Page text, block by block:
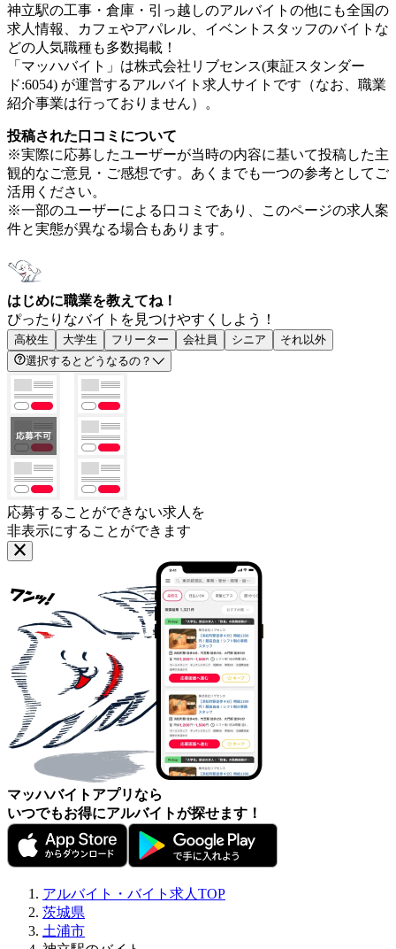
神立駅の工事・倉庫・引っ越しのアルバイトの他にも全国の
求人情報、カフェやアパレル、イベントスタッフのバイトな
どの人気職種も多数掲載！
「マッハバイト」は株式会社リブセンス(東証スタンダー
ド:6054) が運営するアルバイト求人サイトです（なお、職業
紹介事業は行っておりません）。
投稿された口コミについて
※実際に応募したユーザーが当時の内容に基いて投稿した主
観的なご意見・ご感想です。あくまでも一つの参考としてご
活用ください。
※一部のユーザーによる口コミであり、このページの求人案
件と実態が異なる場合もあります。
はじめに職業を教えてね！
ぴったりなバイトを見つけやすくしよう！
高校生 大学生 フリーター 会社員 シニア
それ以外
選択するとどうなるの？
応募することができない求人を
非表示にすることができます
マッハバイトアプリなら
いつでもお得にアルバイトが探せます！
アルバイト・バイト求人TOP
茨城県
土浦市